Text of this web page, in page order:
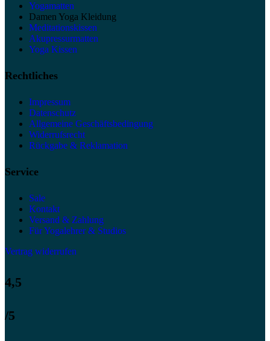
Yogamatten
Damen Yoga Kleidung
Meditationskissen
Akupressurmatten
Yoga Kissen
Rechtliches
Impressum
Datenschutz
Allgemeine Geschäftsbedingung
Widerrufsrecht
Rückgabe & Reklamation
Service
Sale
Kontakt
Versand & Zahlung
Für Yogalehrer & Studios
Vertrag widerrufen
4,5
/5